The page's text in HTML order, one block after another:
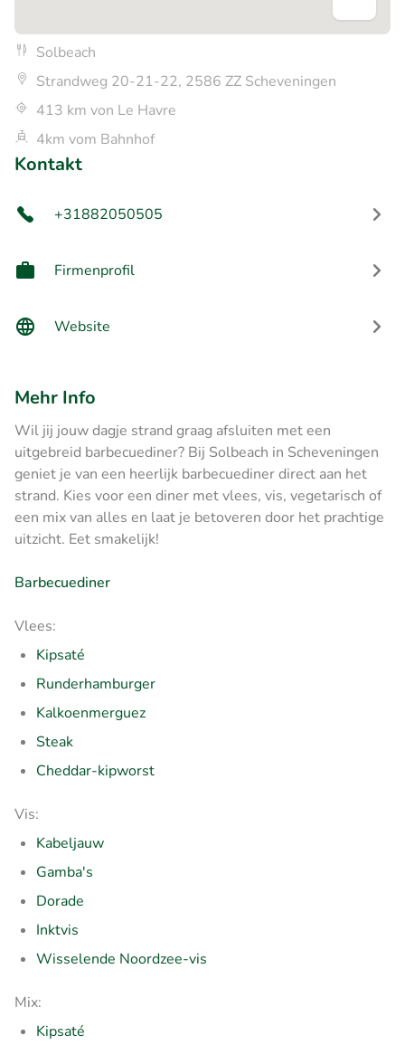
Solbeach
Strandweg 20-21-22, 2586 ZZ Scheveningen
413 km von Le Havre
4km vom Bahnhof
Kontakt
+31882050505
Firmenprofil
Website
Mehr Info
Wil jij jouw dagje strand graag afsluiten met een
uitgebreid barbecuediner? Bij Solbeach in Scheveningen
geniet je van een heerlijk barbecuediner direct aan het
strand. Kies voor een diner met vlees, vis, vegetarisch of
een mix van alles en laat je betoveren door het prachtige
uitzicht. Eet smakelijk!
Barbecuediner
Vlees:
Kipsaté
Runderhamburger
Kalkoenmerguez
Steak
Cheddar-kipworst
Vis:
Kabeljauw
Gamba's
Dorade
Inktvis
Wisselende Noordzee-vis
Mix:
Kipsaté